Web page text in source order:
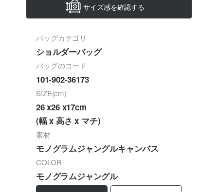
サイズ感を確認する
バッグカテゴリ
ショルダーバッグ
バッグのコード
101-902-36173
SIZE(cm)
26 x26 x17cm
(幅 x 高さ x マチ)
素材
モノグラムジャングルキャンバス
COLOR
モノグラムジャングル